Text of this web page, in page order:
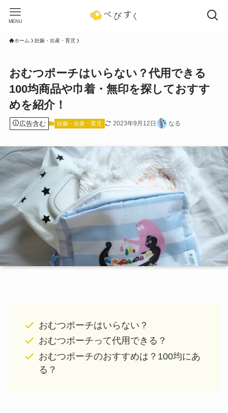
MENU
ホーム 妊娠・出産・育児
おむつポーチはいらない？代用できる
100均商品や巾着・無印を探しておすす
めを紹介！
広告含む 妊娠・出産・育児 2023年9月12日 なる
おむつポーチはいらない？
おむつポーチって代用できる？
おむつポーチのおすすめは？100均にあ
る？